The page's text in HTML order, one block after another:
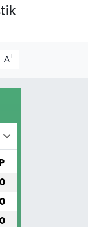
A+
P
0
0
0